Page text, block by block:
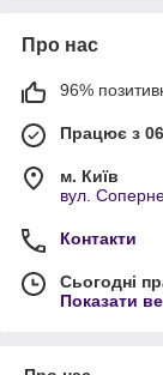
Про нас
96%
Працює з
м. Київ
вул.
Контакти
Сьогодні
Показати